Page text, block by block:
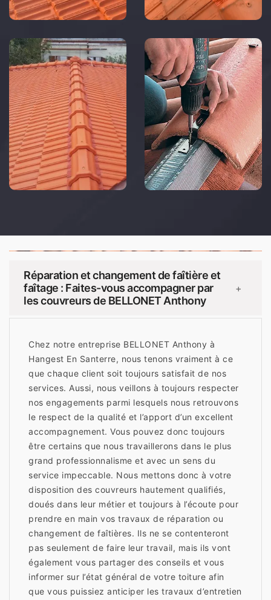
Réparation et changement de faîtière et
faîtage : Faites-vous accompagner par
les couvreurs de BELLONET Anthony
+
Chez notre entreprise BELLONET Anthony à
Hangest En Santerre, nous tenons vraiment à ce
que chaque client soit toujours satisfait de nos
services. Aussi, nous veillons à toujours respecter
nos engagements parmi lesquels nous retrouvons
le respect de la qualité et l’apport d’un excellent
accompagnement. Vous pouvez donc toujours
être certains que nous travaillerons dans le plus
grand professionnalisme et avec un sens du
service impeccable. Nous mettons donc à votre
disposition des couvreurs hautement qualifiés,
doués dans leur métier et toujours à l’écoute pour
prendre en main vos travaux de réparation ou
changement de faîtières. Ils ne se contenteront
pas seulement de faire leur travail, mais ils vont
également vous partager des conseils et vous
informer sur l’état général de votre toiture afin
que vous puissiez anticiper les travaux d’entretien